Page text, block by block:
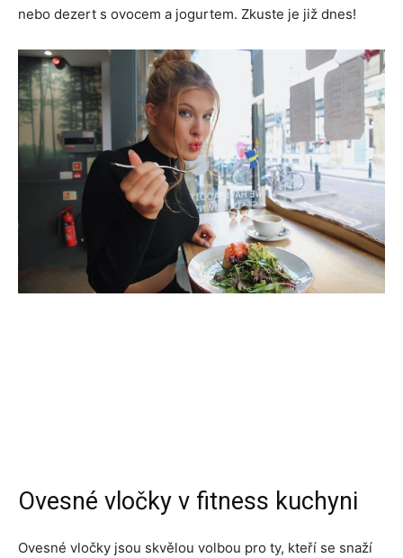
nebo dezert s ovocem a jogurtem. Zkuste je již dnes!
Ovesné vločky v fitness kuchyni
Ovesné vločky jsou skvělou volbou pro ty, kteří se snaží